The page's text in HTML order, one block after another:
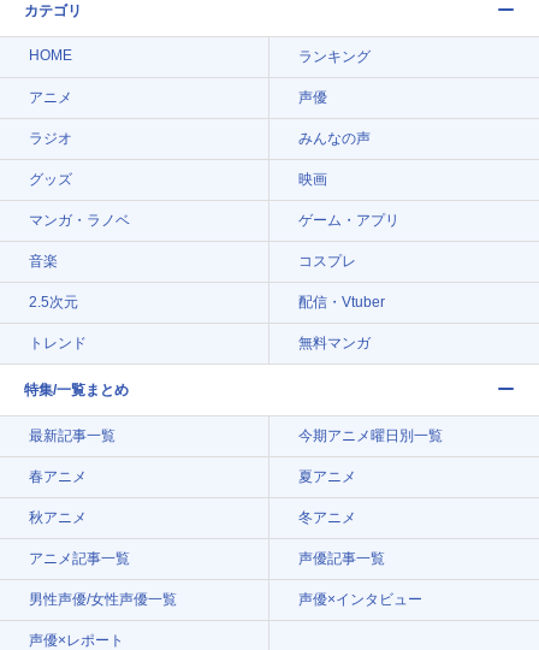
カテゴリ
HOME ランキング
アニメ 声優
ラジオ みんなの声
グッズ 映画
マンガ・ラノベ ゲーム・アプリ
音楽 コスプレ
2.5次元 配信・Vtuber
トレンド 無料マンガ
特集/一覧まとめ
最新記事一覧 今期アニメ曜日別一覧
春アニメ 夏アニメ
秋アニメ 冬アニメ
アニメ記事一覧 声優記事一覧
男性声優/女性声優一覧 声優×インタビュー
声優×レポート